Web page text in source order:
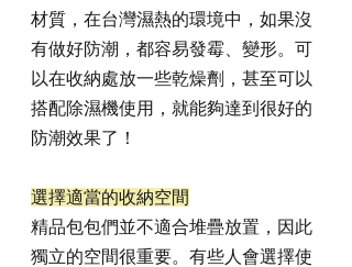
材質，在台灣濕熱的環境中，如果沒
有做好防潮，都容易發霉、變形。可
以在收納處放一些乾燥劑，甚至可以
搭配除濕機使用，就能夠達到很好的
防潮效果了！
選擇適當的收納空間
精品包包們並不適合堆疊放置，因此
獨立的空間很重要。有些人會選擇使